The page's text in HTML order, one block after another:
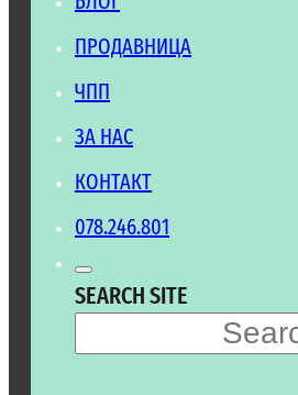
ПРОДАВНИЦА
ЧПП
ЗА НАС
КОНТАКТ
078.246.801
SEARCH SITE